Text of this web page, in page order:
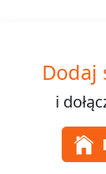
Dodaj
i